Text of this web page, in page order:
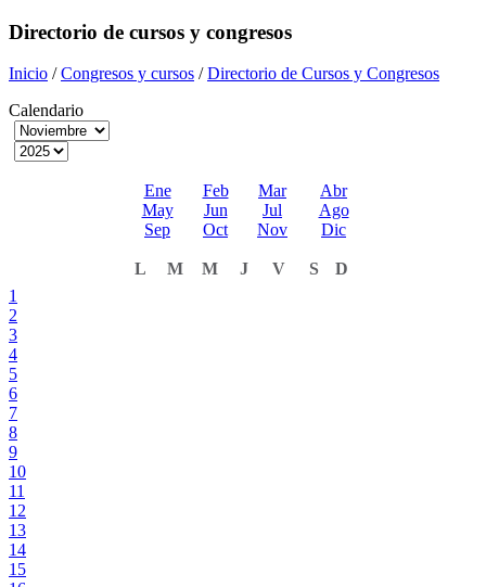
Directorio de cursos y congresos
Inicio /Congresos y cursos /Directorio de Cursos y Congresos
Calendario
Ene Feb Mar
Abr
May
Jun Jul
Ago
Sep
Oct Nov Dic
L M M J V S
D
1
2
3
4
5
6
7
8
9
10
11
12
13
14
15